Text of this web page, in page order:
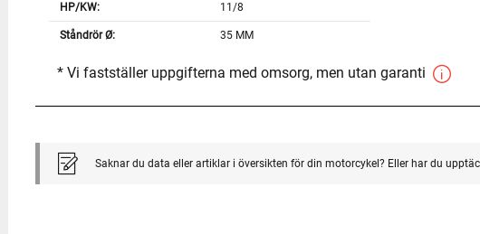
HP/KW: 11/8
Ståndrör Ø: 35 MM
* Vi fastställer uppgifterna med omsorg, men utan garanti
Saknar du data eller artiklar i översikten för din motorcykel? Eller har du